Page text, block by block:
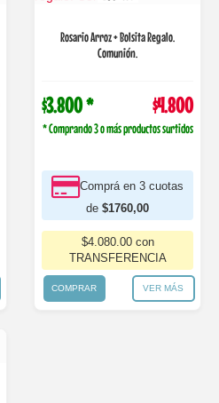
Rosario Arroz + Bolsita Regalo.
Comunión.
$3.800 * $4.800
* Comprando 3 o más productos surtidos
Comprá en 3 cuotas
de $1760,00
$4.080.00 con
TRANSFERENCIA
COMPRAR VER MÁS